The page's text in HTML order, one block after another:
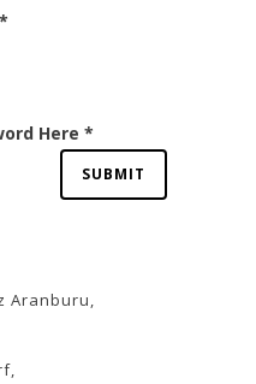
Here *
Aranburu